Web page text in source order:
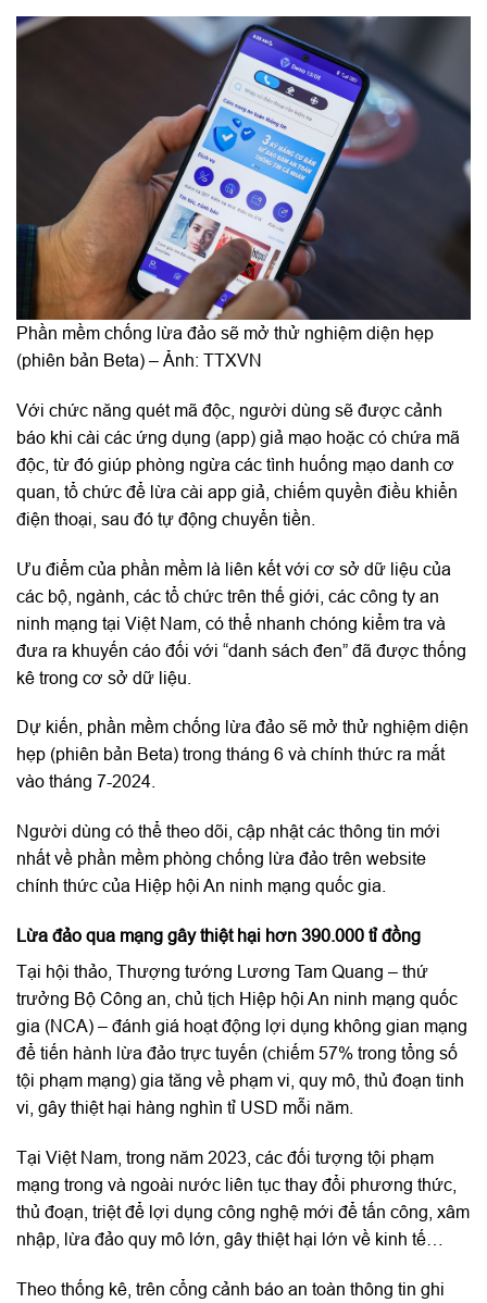
Phần mềm chống lừa đảo sẽ mở thử nghiệm diện hẹp
(phiên bản Beta) – Ảnh: TTXVN
Với chức năng quét mã độc, người dùng sẽ được cảnh
báo khi cài các ứng dụng (app) giả mạo hoặc có chứa mã
độc, từ đó giúp phòng ngừa các tình huống mạo danh cơ
quan, tổ chức để lừa cài app giả, chiếm quyền điều khiển
điện thoại, sau đó tự động chuyển tiền.
Ưu điểm của phần mềm là liên kết với cơ sở dữ liệu của
các bộ, ngành, các tổ chức trên thế giới, các công ty an
ninh mạng tại Việt Nam, có thể nhanh chóng kiểm tra và
đưa ra khuyến cáo đối với “danh sách đen” đã được thống
kê trong cơ sở dữ liệu.
Dự kiến, phần mềm chống lừa đảo sẽ mở thử nghiệm diện
hẹp (phiên bản Beta) trong tháng 6 và chính thức ra mắt
vào tháng 7-2024.
Người dùng có thể theo dõi, cập nhật các thông tin mới
nhất về phần mềm phòng chống lừa đảo trên website
chính thức của Hiệp hội An ninh mạng quốc gia.
Lừa đảo qua mạng gây thiệt hại hơn 390.000 tỉ đồng
Tại hội thảo, Thượng tướng Lương Tam Quang – thứ
trưởng Bộ Công an, chủ tịch Hiệp hội An ninh mạng quốc
gia (NCA) – đánh giá hoạt động lợi dụng không gian mạng
để tiến hành lừa đảo trực tuyến (chiếm 57% trong tổng số
tội phạm mạng) gia tăng về phạm vi, quy mô, thủ đoạn tinh
vi, gây thiệt hại hàng nghìn tỉ USD mỗi năm.
Tại Việt Nam, trong năm 2023, các đối tượng tội phạm
mạng trong và ngoài nước liên tục thay đổi phương thức,
thủ đoạn, triệt để lợi dụng công nghệ mới để tấn công, xâm
nhập, lừa đảo quy mô lớn, gây thiệt hại lớn về kinh tế…
Theo thống kê, trên cổng cảnh báo an toàn thông tin ghi